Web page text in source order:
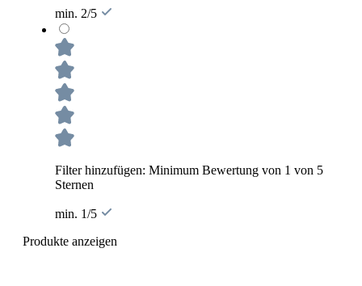
min. 2/5
Filter hinzufügen: Minimum Bewertung von 1 von 5
Sternen
min. 1/5
Produkte anzeigen